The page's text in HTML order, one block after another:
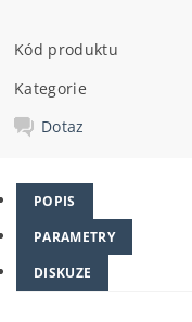
Kód produktu
Kategorie
Dotaz
POPIS
PARAMETRY
DISKUZE